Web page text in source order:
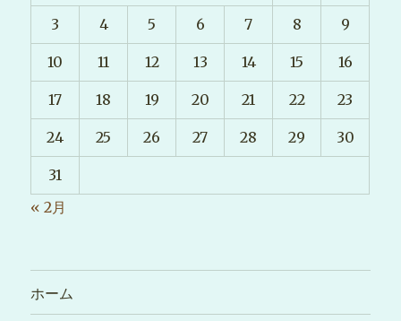
3 4 5 6 7 8 9
10 11 12 13 14 15 16
17 18 19 20 21 22 23
24 25 26 27 28 29 30
31
« 2月
ホーム